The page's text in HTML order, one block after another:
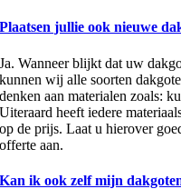
Plaatsen jullie ook nieuwe
Ja. Wanneer blijkt dat uw
kunnen wij alle soorten
denken aan materialen zoals:
Uiteraard heeft iedere
op de prijs. Laat u hierover
offerte aan.
Kan ik ook zelf mijn